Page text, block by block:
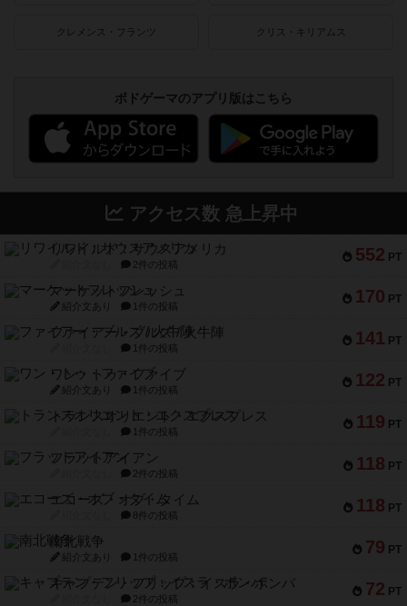
クレメンス・フランツ クリス・キリアムス
ボドゲーマのアプリ版はこちら
アクセス数 急上昇中
552 PT
リワイルド：サウスアメリカ
2件の投稿
170 PT
マーケットフレッシュ
紹介文あり 1件の投稿
141 PT
ファイアー・ブルズ / 火牛陣
1件の投稿
122 PT
ワン・トゥ・ファイブ
紹介文あり 1件の投稿
119 PT
トランスオリエント・エクスプレス
1件の投稿
118 PT
フラットアイアン
2件の投稿
118 PT
エコーズ・オブ・タイム
8件の投稿
79 PT
南北戦争
紹介文あり 1件の投稿
72 PT
キャプテン・フリップ：イスラ・ボンバ
2件の投稿